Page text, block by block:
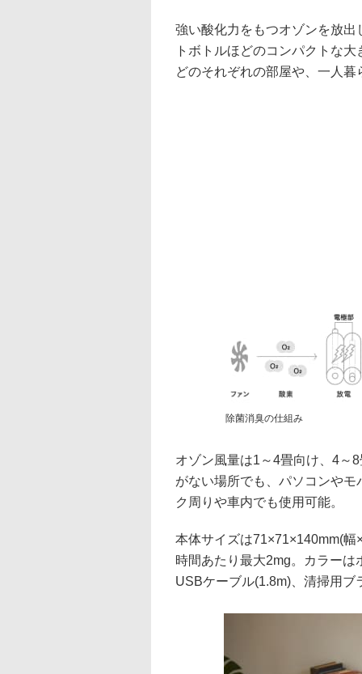
強い酸化力をもつオゾンを放
トボトルほどのコンパクトな
どのそれぞれの部屋や、一人
除菌消臭の仕組み
オゾン風量は1～4畳向け、4～
がない場所でも、パソコンや
ク周りや車内でも使用可能。
本体サイズは71×71×140mm(
時間あたり最大2mg。カラー
USBケーブル(1.8m)、清掃用ブ